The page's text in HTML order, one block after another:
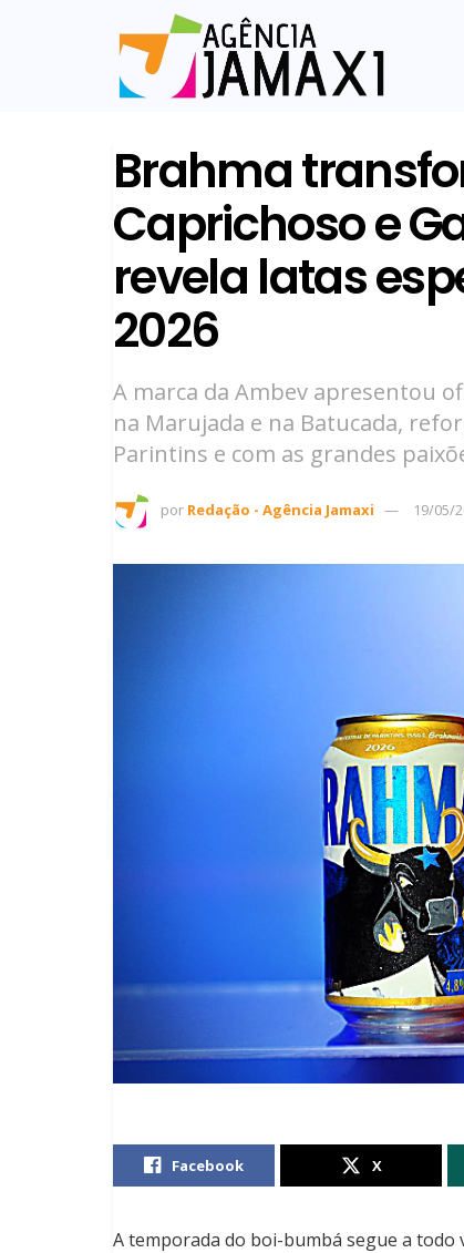
Brahma
Caprichoso e
revela latas
2026
A marca da Ambev apresentou
na Marujada e na Batucada,
Parintins e com as grandes
por Redação - Agência Jamaxi 19/05/
Facebook X
A temporada do boi-bumbá segue a todo